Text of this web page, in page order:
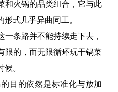
和火锅的品类组合，它与此
式几乎异曲同工。
条路并不能持续走下去，
限的，而无限循环玩干锅菜
。
目的依然是标准化与放加